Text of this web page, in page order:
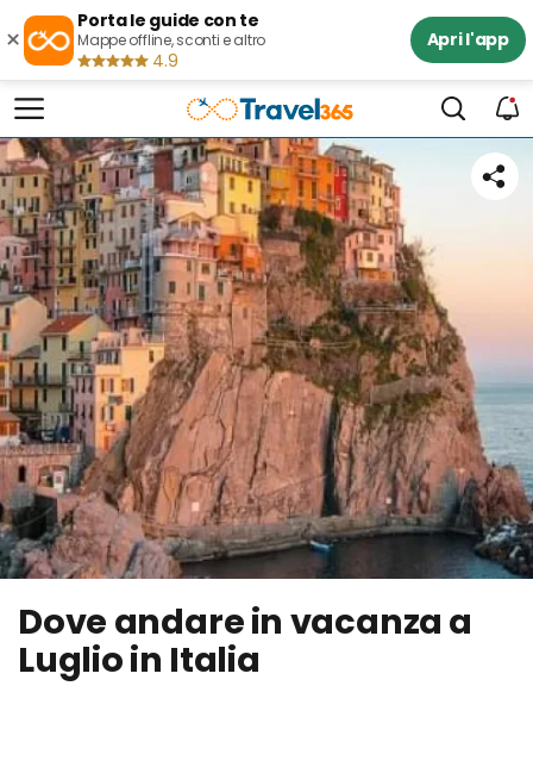
×
Porta le guide con te
Mappe offline, sconti e altro
4.9
Apri l'app
Dove andare in vacanza a
Luglio in Italia